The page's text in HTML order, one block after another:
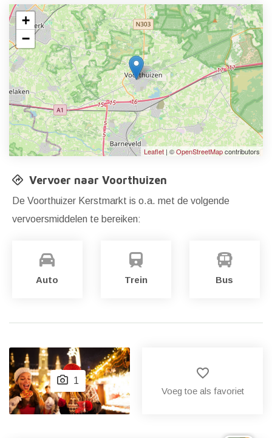
+
−
Leaflet | ©OpenStreetMapcontributors
Vervoer naar Voorthuizen
De Voorthuizer Kerstmarkt is o.a. met de volgende
vervoersmiddelen te bereiken:
Auto Trein Bus
1
favorite_border
Voeg toe als favoriet